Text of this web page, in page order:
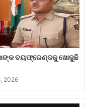
ବୟଫ୍ରେଣ୍ଡକୁ ଖୋଜୁଛି
2026